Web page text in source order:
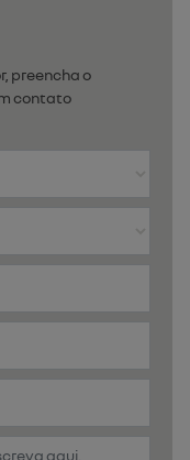
preencha o
contato